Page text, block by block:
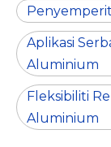
Aplikasi
Aluminium
Fleksibiliti
Aluminium